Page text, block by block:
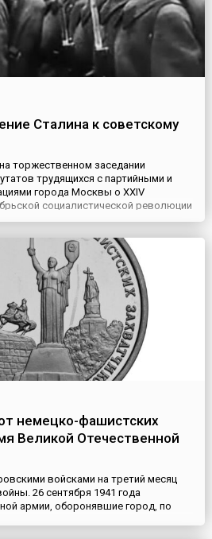
Сталина к советскому
торжественном заседании
трудящихся с партийными и
города Москвы о XXIV
социалистической революции
народу 6 ноября 1941 года в годы
стране. Фактически этот доклад стал
немецко-фашистских
Великой Отечественной
войсками на третий месяц
26 сентября 1941 года
армии, оборонявшие город, по